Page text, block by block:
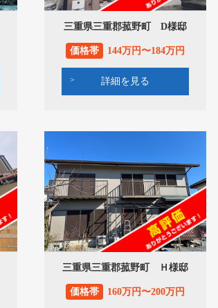
三重県三重郡菰野町 D様邸
価格帯 144万円〜184万円
詳細を見る
三重県三重郡菰野町 Ｈ様邸
価格帯 160万円〜200万円